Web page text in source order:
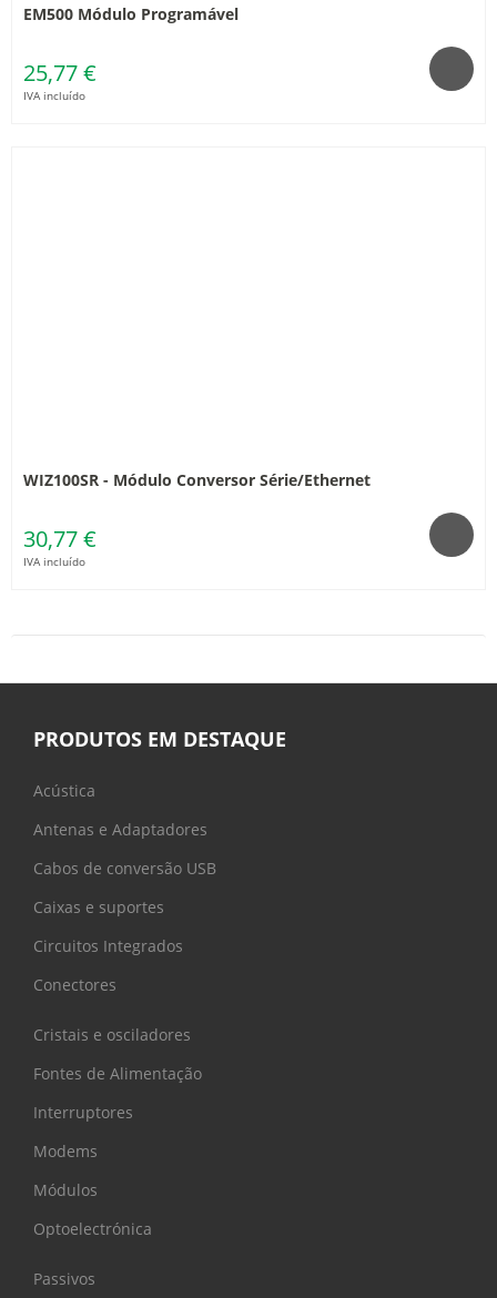
EM500 Módulo Programável
25,77 €
IVA incluído
WIZ100SR - Módulo Conversor Série/Ethernet
30,77 €
IVA incluído
PRODUTOS EM DESTAQUE
Acústica
Antenas e Adaptadores
Cabos de conversão USB
Caixas e suportes
Circuitos Integrados
Conectores
Cristais e osciladores
Fontes de Alimentação
Interruptores
Modems
Módulos
Optoelectrónica
Passivos